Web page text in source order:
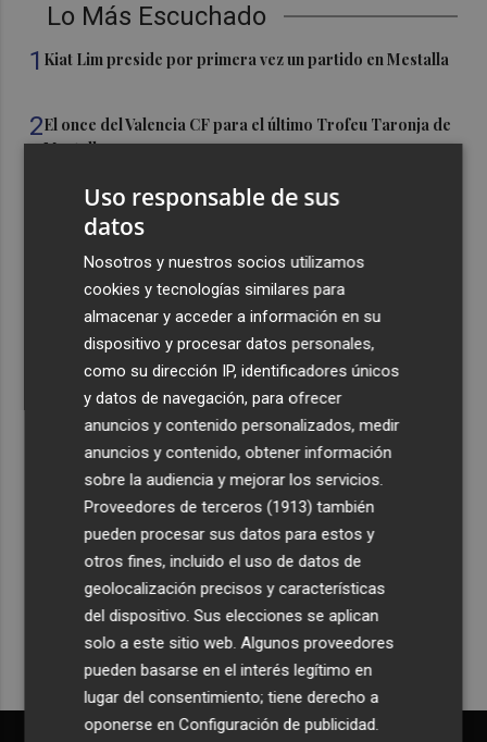
Lo Más Escuchado
1 Kiat Lim preside por primera vez un partido en Mestalla
2El once del Valencia CF para el último Trofeu Taronja de
Mestalla
Aemet prevé peligro de incendios "muy alto" o
"extremo" en la mayor parte de la Península y Baleares
el día del eclipse
Company: “Estamos comenzando a ver el equipo que
queremos ver en la Liga”
Ocho helicópteros, un avión y más de 100 brigadas se
movilizan en Moratalla por un incendio forestal
Recibe toda la actualidad de
Plaza Podcast en tu correo
Quiero suscribirme
Uso responsable de sus
datos
Nosotros y nuestros socios utilizamos
cookies y tecnologías similares para
almacenar y acceder a información en su
dispositivo y procesar datos personales,
como su dirección IP, identificadores únicos
y datos de navegación, para ofrecer
anuncios y contenido personalizados, medir
anuncios y contenido, obtener información
sobre la audiencia y mejorar los servicios.
Proveedores de terceros (1913) también
pueden procesar sus datos para estos y
otros fines, incluido el uso de datos de
geolocalización precisos y características
del dispositivo. Sus elecciones se aplican
solo a este sitio web. Algunos proveedores
pueden basarse en el interés legítimo en
lugar del consentimiento; tiene derecho a
oponerse enConfiguración de publicidad.